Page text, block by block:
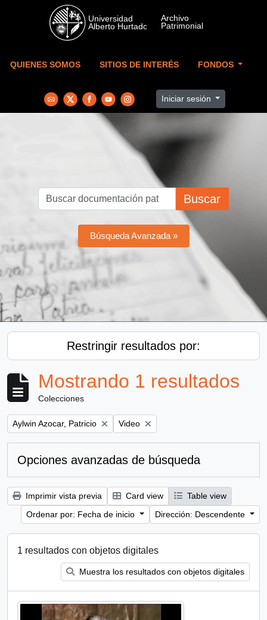
Skip to main content
QUIENES SOMOS SITIOS DE INTERÉS FONDOS
Iniciar sesión
Buscar
Búsqueda Avanzada »
Restringir resultados por:
Mostrando 1 resultados
Colecciones
Remove filter:
Aylwin Azocar, Patricio Remove filter:
Video
Opciones avanzadas de búsqueda
Imprimir vista previa Card view
Table view
Ordenar por: Fecha de inicio
Dirección: Descendente
1 resultados con objetos digitales
Muestra los resultados con objetos digitales